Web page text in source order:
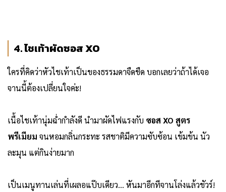
4. ไชเท้าผัดซอส XO
ใครที่คิดว่าหัวไชเท้าเป็นของธรรมดาจืดชืด บอกเลยว่าถ้าได้เจอ
จานนี้ต้องเปลี่ยนใจค่ะ!
เนื้อไชเท้านุ่มฉ่ำกำลังดี นำมาผัดไฟแรงกับ ซอส XO สูตร
พรีเมียม จนหอมกลิ่นกระทะ รสชาติมีความซับซ้อน เข้มข้น นัว
ละมุน แต่กินง่ายมาก
เป็นเมนูทานเล่นที่เผลอแป๊บเดียว... หันมาอีกทีจานโล่งแล้วชัวร์!